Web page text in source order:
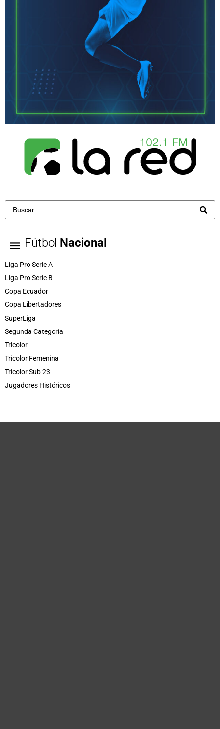
Fútbol Nacional
Liga Pro Serie A
Liga Pro Serie B
Copa Ecuador
Copa Libertadores
SuperLiga
Segunda Categoría
Tricolor
Tricolor Femenina
Tricolor Sub 23
Jugadores Históricos